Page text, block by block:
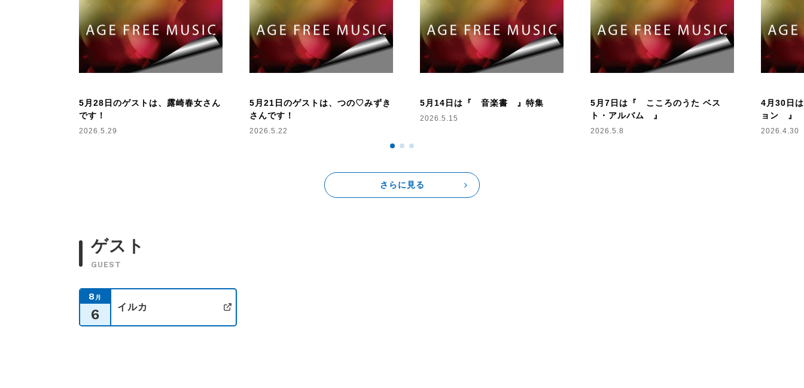
そして、富澤一誠の音楽評論家活動５０周年を記念したＣＤ
『 富澤一誠 私の青春四小節～音楽を熱く語る！ 』が発売されました。
富澤一誠が青春時代に聴き込んだ「青春歌謡」と「フォークソング」のＣＤ２枚
全曲解説付きの歌詞本、富澤一誠の半世紀を綴った本2冊がセットになっていま
また、時代を彩った歌謡曲の名曲を90曲収録した5枚組CDボックス
富澤一誠監修『 大人の歌謡曲 』も好評発売中です。
どちらも、NACK5の通販サイト『 trima 』でお買い求めいただけます。
5月28日のゲストは、露崎春女さん
です！
2026.5.29
5月21日のゲストは、つの♡みずき
さんです！
2026.5.22
5月14日は『 音楽書 』特集
2026.5.15
5月7日は『 こころのうた ベス
ト・アルバム 』
2026.5.8
4月30日
ョン 』
2026.4.30
さらに見る
ゲスト
GUEST
8 月
6
イルカ